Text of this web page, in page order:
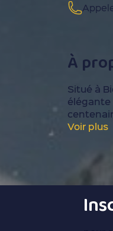
À
Situé à
élégante
Voir plus